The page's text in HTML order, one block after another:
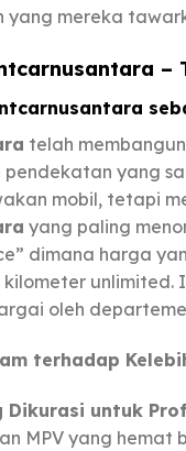
yang mereka
–
telah
pendekatan yang
mobil, tetapi
yang paling
dimana harga
unlimited.
oleh
terhadap
Dikurasi untuk
MPV yang